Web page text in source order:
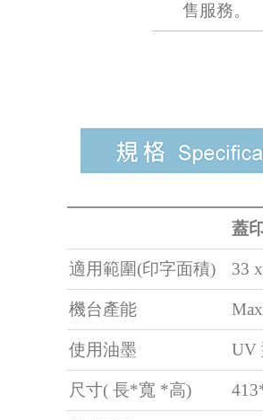
售服務。
蓋
適用範圍(印字面積) 33
機台產能
使用油墨 UV
尺寸( 長*寬 *高)